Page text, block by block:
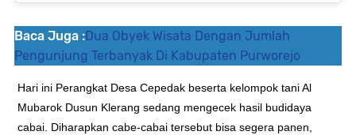
Baca Juga :Dua Obyek Wisata Dengan Jumlah
Pengunjung Terbanyak Di Kabupaten Purworejo
Hari ini Perangkat Desa Cepedak beserta kelompok tani Al
Mubarok Dusun Klerang sedang mengecek hasil budidaya
cabai. Diharapkan cabe-cabai tersebut bisa segera panen,